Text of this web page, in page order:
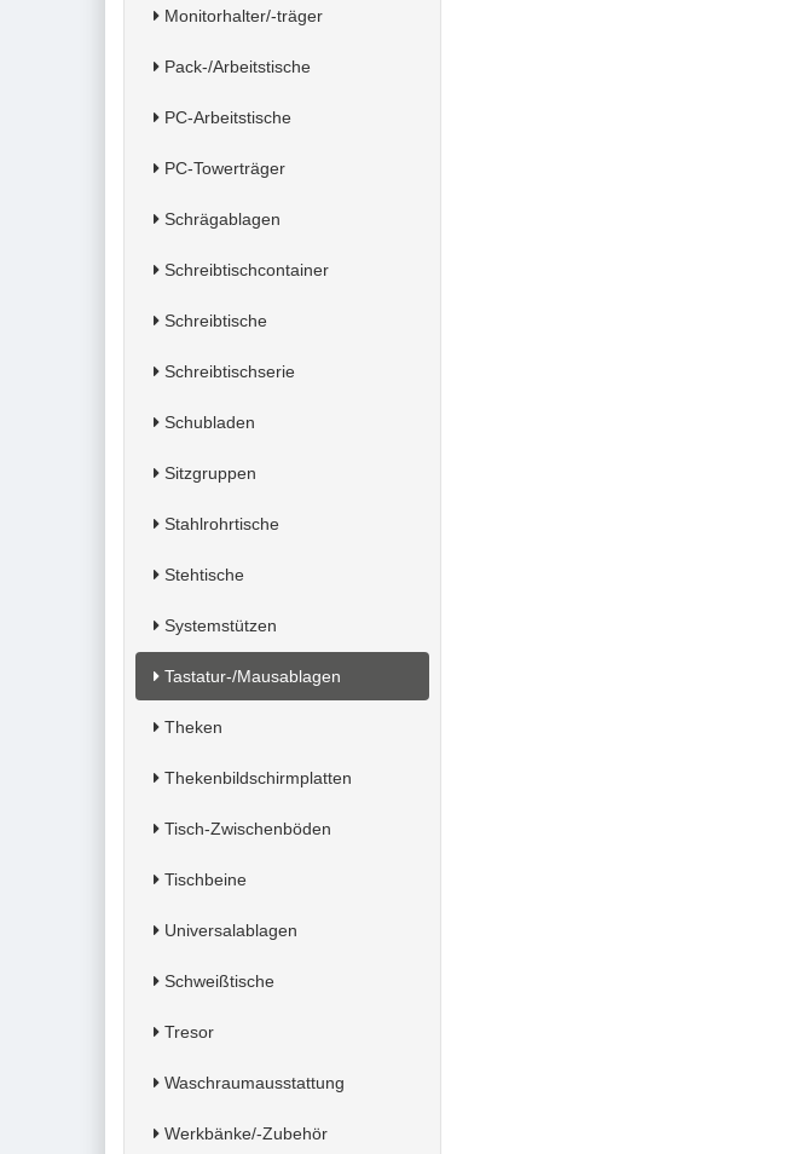
Monitorhalter/-träger
Pack-/Arbeitstische
PC-Arbeitstische
PC-Towerträger
Schrägablagen
Schreibtischcontainer
Schreibtische
Schreibtischserie
Schubladen
Sitzgruppen
Stahlrohrtische
Stehtische
Systemstützen
Tastatur-/Mausablagen
Theken
Thekenbildschirmplatten
Tisch-Zwischenböden
Tischbeine
Universalablagen
Schweißtische
Tresor
Waschraumausstattung
Werkbänke/-Zubehör